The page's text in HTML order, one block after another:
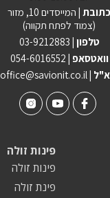
כתובת | המייסדים 10, מזור
(צמוד לפתח תקווה)
טלפון | 03-9212883
וואטסאפ | 054-6016552
office@savionit.co.il
פינות זולה
פינות זולה
פינת זולה